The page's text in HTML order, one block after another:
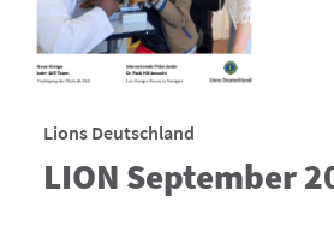
Lions Deutschland
LION September